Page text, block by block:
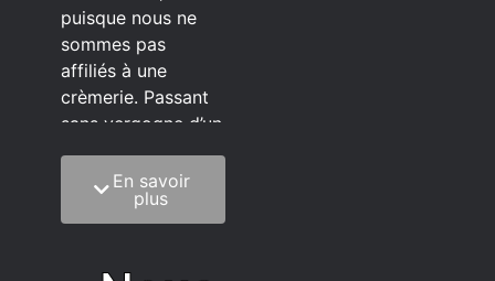
puisque nous ne
sommes pas
affiliés à une
crèmerie. Passant
sans vergogne d’un
C’est quoi notre
méthode?
En savoir
plus